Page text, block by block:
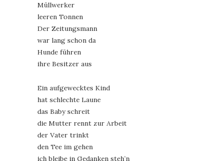
Müllwerker
leeren Tonnen
Der Zeitungsmann
war lang schon da
Hunde führen
ihre Besitzer aus
Ein aufgewecktes Kind
hat schlechte Laune
das Baby schreit
die Mutter rennt zur Arbeit
der Vater trinkt
den Tee im gehen
ich bleibe in Gedanken steh’n